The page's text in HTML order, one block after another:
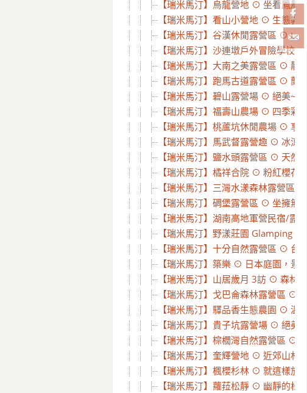
【瑞米馬汀】烏龍營地 ⊙ 坐看鳳凰
【瑞米馬汀】看山小營地 ⊙ 生態教
【瑞米馬汀】谷漢休閒露營區 ⊙ 山
【瑞米馬汀】沙連墩戶外冒險學校
【瑞米馬汀】大南之美露營區 ⊙ 靜
【瑞米馬汀】跑馬古道露營區 ⊙ 蘭
【瑞米馬汀】碧山露營場 ⊙ 絕美~
【瑞米馬汀】福壽山農場 ⊙ 四季彩
【瑞米馬汀】桃蘆坑休閒農場 ⊙ 享
【瑞米馬汀】馬武督露營趣 ⊙ 冰涼
【瑞米馬汀】鹽水頭露營區 ⊙ 天然
【瑞米馬汀】橘祥合院 ⊙ 粉紅櫻花
【瑞米馬汀】三灣水漾森林露營區
【瑞米馬汀】碉堡露營區 ⊙ 坐擁無
【瑞米馬汀】湖南高地軍營民宿/露
【瑞米馬汀】野漾莊園 Glamping
【瑞米馬汀】十分自然露營區 ⊙ 台
【瑞米馬汀】築樂 ⊙ 日本庭園，景
【瑞米馬汀】山居歲月 3訪 ⊙ 森林
【瑞米馬汀】戈巴侖森林露營區 ⊙
【瑞米馬汀】驛品香生態農園 ⊙ 溫
【瑞米馬汀】貴子坑露營場 ⊙ 絕美
【瑞米馬汀】棕櫚灣自然露營區 ⊙
【瑞米馬汀】奎輝營地 ⊙ 近郊山林
【瑞米馬汀】楓櫻杉林 ⊙ 就這樣放
【瑞米馬汀】蘿菈松靜 ⊙ 幽靜的松